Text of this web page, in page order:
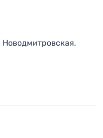
Новодмитровская,